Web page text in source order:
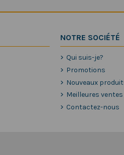
NOTRE SOCIÉTÉ
Qui suis-je?
Promotions
Nouveaux
Meilleures ventes
Contactez-nous